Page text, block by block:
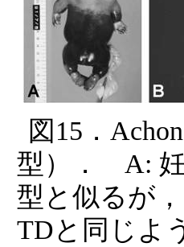
図15．
型）． A: 妊
型と似るが
TDと同じよ